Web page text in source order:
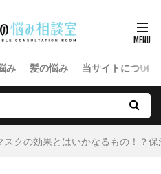
み 髪の悩み 当サイトについて
スクの効果とはいかなるもの！？